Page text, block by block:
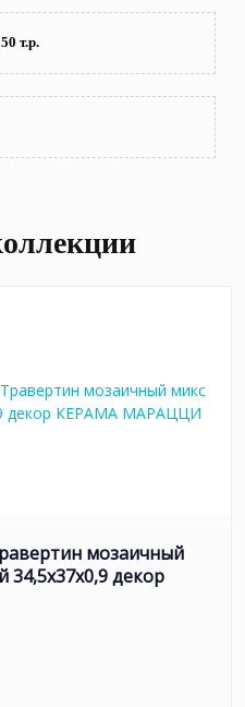
т.р.
мозаичный
34,5x37x0,9 декор